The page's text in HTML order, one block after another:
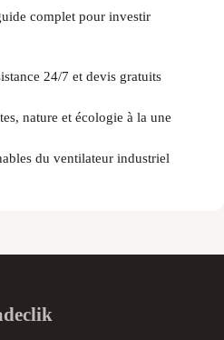
complet pour investir
24/7 et devis gratuits
nature et écologie à la une
du ventilateur industriel